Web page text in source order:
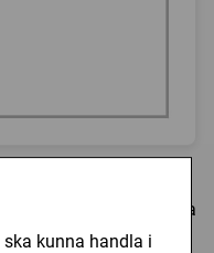
kunna handla i
är de olika bitarna olika